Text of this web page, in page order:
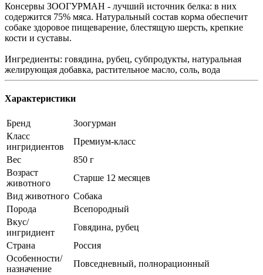
Консервы ЗООГУРМАН - лучший источник белка: в них
содержится 75% мяса. Натуральный состав корма обеспечит
собаке здоровое пищеварение, блестящую шерсть, крепкие
кости и суставы.
Ингредиенты: говядина, рубец, субпродукты, натуральная
желирующая добавка, растительное масло, соль, вода
Характеристики
Бренд
Зоогурман
Класс
ингридиентов
Премиум-класс
Вес
850 г
Возраст
животного
Старше 12 месяцев
Вид животного Собака
Порода
Всепородный
Вкус/
ингридиент
Говядина, рубец
Страна
Россия
Особенности/
назначение
Повседневный, полнорационный